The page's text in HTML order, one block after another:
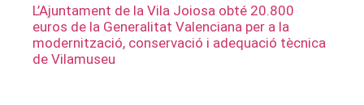
L’Ajuntament de la Vila Joiosa obté 20.800
euros de la Generalitat Valenciana per a la
modernització, conservació i adequació tècnica
de Vilamuseu